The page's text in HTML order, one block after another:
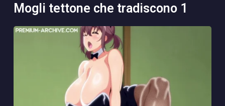
mogli tettone che tradiscono 1